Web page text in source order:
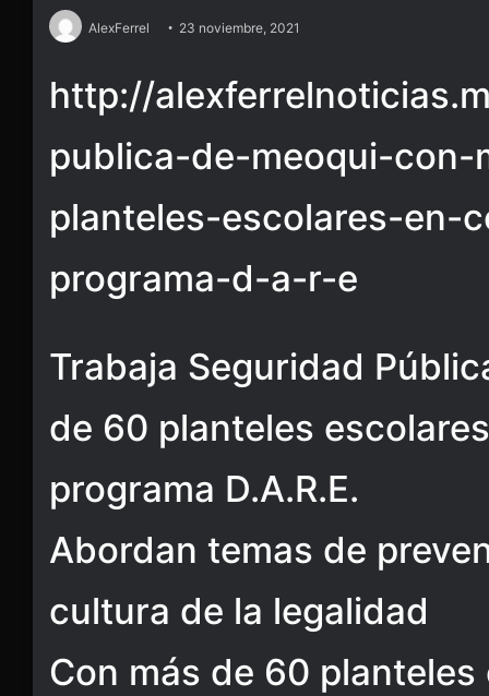
AlexFerrel 23 noviembre, 2021
http://
publica-de-meoqui-
planteles-escolares-en-
programa-d-a-r-e
Trabaja Seguridad
de 60 planteles
programa D.A.R.E.
Abordan temas de
cultura de la legalidad
Con más de 60